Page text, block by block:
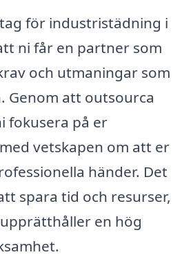
för industristädning i
ni får en partner som
och utmaningar som
Genom att outsourca
fokusera på er
vetskapen om att er
händer. Det
spara tid och resurser,
en hög